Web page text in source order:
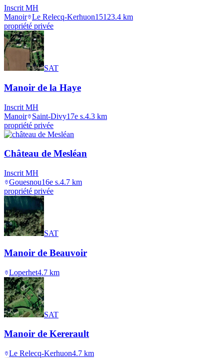
Inscrit MH
Manoir Le Relecq-Kerhuon15123.4 km
propriété privée
SAT
Manoir de la Haye
Inscrit MH
Manoir
Saint-Divy17e s.4.3 km
propriété privée
Château de Mesléan
Inscrit MH
Gouesnou16e s.4.7 km
propriété privée
SAT
Manoir de Beauvoir
Loperhet4.7 km
SAT
Manoir de Kererault
Le Relecq-Kerhuon4.7 km